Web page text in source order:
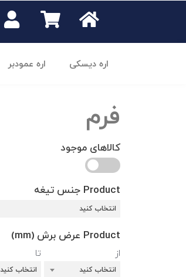
اره دیسکی اره عمودبر
فرم
کالاهای موجود
Product جنس تیغه
انتخاب کنید
Product عرض برش (mm)
از
انتخاب کنید
تا
انتخاب کنید